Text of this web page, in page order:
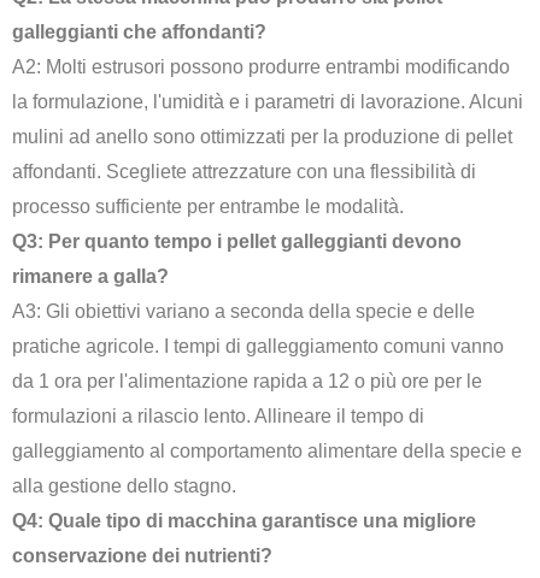
galleggianti che affondanti?
A2: Molti estrusori possono produrre entrambi modificando
la formulazione, l'umidità e i parametri di lavorazione. Alcuni
mulini ad anello sono ottimizzati per la produzione di pellet
affondanti. Scegliete attrezzature con una flessibilità di
processo sufficiente per entrambe le modalità.
Q3: Per quanto tempo i pellet galleggianti devono
rimanere a galla?
A3: Gli obiettivi variano a seconda della specie e delle
pratiche agricole. I tempi di galleggiamento comuni vanno
da 1 ora per l'alimentazione rapida a 12 o più ore per le
formulazioni a rilascio lento. Allineare il tempo di
galleggiamento al comportamento alimentare della specie e
alla gestione dello stagno.
Q4: Quale tipo di macchina garantisce una migliore
conservazione dei nutrienti?